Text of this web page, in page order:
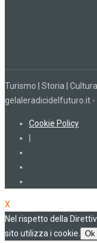
Turismo | Storia |
gelaleradicidelfuturo.it -
Cookie Policy
|
X
Nel rispetto della
sito utilizza i cookie.
Ok